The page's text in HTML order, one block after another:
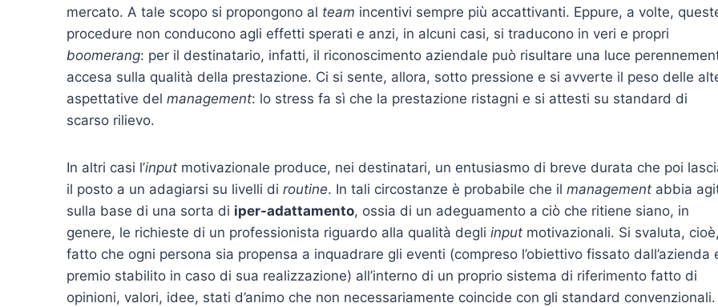
mercato. A tale scopo si propongono al team incentivi sempre più accattivanti. Eppure, a volte,
procedure non conducono agli effetti sperati e anzi, in alcuni casi, si traducono in veri e propri
boomerang: per il destinatario, infatti, il riconoscimento aziendale può risultare una luce
accesa sulla qualità della prestazione. Ci si sente, allora, sotto pressione e si avverte il peso delle
aspettative del management: lo stress fa sì che la prestazione ristagni e si attesti su standard di
scarso rilievo.
In altri casi l’input motivazionale produce, nei destinatari, un entusiasmo di breve durata che poi
il posto a un adagiarsi su livelli di routine. In tali circostanze è probabile che il management abbia
sulla base di una sorta di iper-adattamento, ossia di un adeguamento a ciò che ritiene siano, in
genere, le richieste di un professionista riguardo alla qualità degli input motivazionali. Si svaluta,
fatto che ogni persona sia propensa a inquadrare gli eventi (compreso l’obiettivo fissato dall’azienda
premio stabilito in caso di sua realizzazione) all’interno di un proprio sistema di riferimento fatto di
opinioni, valori, idee, stati d’animo che non necessariamente coincide con gli standard convenzionali.